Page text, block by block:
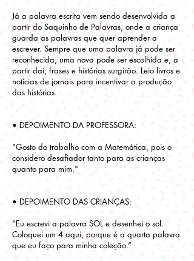
Já a palavra escrita vem sendo desenvolvida a
partir do Saquinho de Palavras, onde a criança
guarda as palavras que quer aprender a
escrever. Sempre que uma palavra já pode ser
reconhecida, uma nova pode ser escolhida e, a
partir daí, frases e histórias surgirão. Leio livros e
notícias de jornais para incentivar a produção
das histórias.
• DEPOIMENTO DA PROFESSORA:
"Gosto do trabalho com a Matemática, pois o
considero desafiador tanto para as crianças
quanto para mim."
• DEPOIMENTO DAS CRIANÇAS:
“Eu escrevi a palavra SOL e desenhei o sol.
Coloquei um 4 aqui, porque é a quarta palavra
que eu faço para minha coleção.”